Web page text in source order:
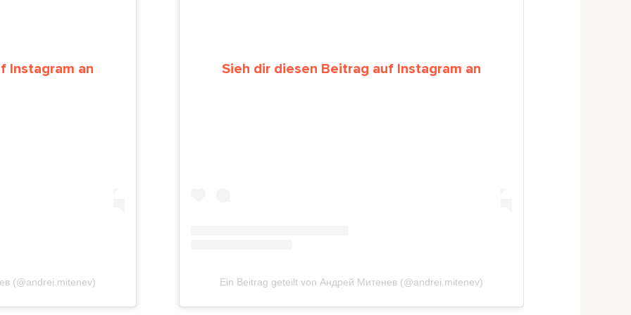
Instagram an
(@andrei.mitenev)
Sieh dir diesen Beitrag auf Instagram an
Ein Beitrag geteilt von Андрей Митенев (@andrei.mitenev)